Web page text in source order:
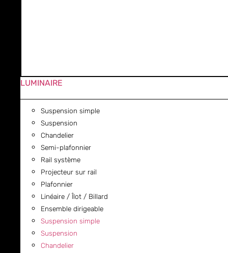
LUMINAIRE
Suspension simple
Suspension
Chandelier
Semi-plafonnier
Rail système
Projecteur sur rail
Plafonnier
Linéaire / Îlot / Billard
Ensemble dirigeable
Suspension simple
Suspension
Chandelier